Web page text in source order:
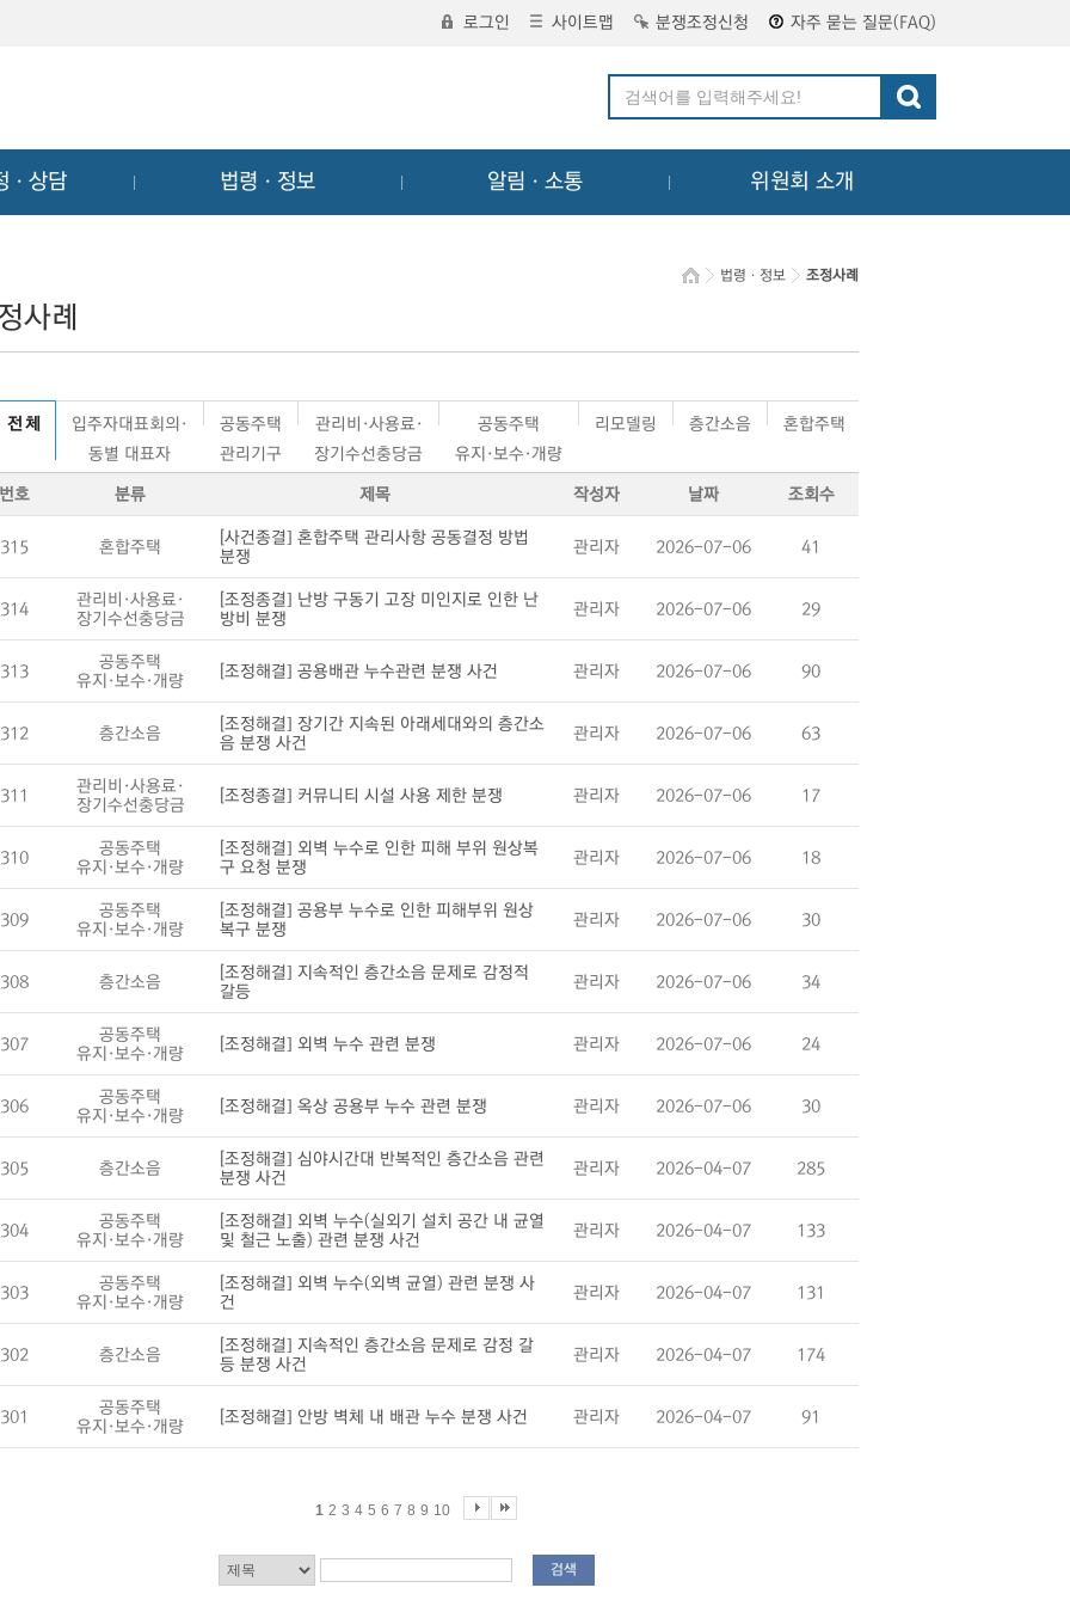
로그인 사이트맵 분쟁조정신청 자주 묻는 질문(FAQ)
ㆍ상담 법령ㆍ정보 알림ㆍ소통 위원회 소개
법령ㆍ정보 조정사례
사례
전 체
입주자대표회의·
동별 대표자
공동주택
관리기구
관리비·사용료·
장기수선충당금
공동주택
유지·보수·개량
리모델링 층간소음 혼합주택
호 분류 제목 작성자 날짜 조회수
315 혼합주택
[사건종결] 혼합주택 관리사항 공동결정 방법
분쟁
관리자 2026-07-06 41
314
관리비·사용료·
장기수선충당금
[조정종결] 난방 구동기 고장 미인지로 인한 난
방비 분쟁
관리자 2026-07-06 29
313
공동주택
유지·보수·개량
[조정해결] 공용배관 누수관련 분쟁 사건 관리자 2026-07-06 90
312 층간소음
[조정해결] 장기간 지속된 아래세대와의 층간소
음 분쟁 사건
관리자 2026-07-06 63
311
관리비·사용료·
장기수선충당금
[조정종결] 커뮤니티 시설 사용 제한 분쟁 관리자 2026-07-06 17
310
공동주택
유지·보수·개량
[조정해결] 외벽 누수로 인한 피해 부위 원상복
구 요청 분쟁
관리자 2026-07-06 18
309
공동주택
유지·보수·개량
[조정해결] 공용부 누수로 인한 피해부위 원상
복구 분쟁
관리자 2026-07-06 30
308 층간소음
[조정해결] 지속적인 층간소음 문제로 감정적
갈등
관리자 2026-07-06 34
307
공동주택
유지·보수·개량
[조정해결] 외벽 누수 관련 분쟁 관리자 2026-07-06 24
306
공동주택
유지·보수·개량
[조정해결] 옥상 공용부 누수 관련 분쟁 관리자 2026-07-06 30
305 층간소음
[조정해결] 심야시간대 반복적인 층간소음 관련
분쟁 사건
관리자 2026-04-07 285
304
공동주택
유지·보수·개량
[조정해결] 외벽 누수(실외기 설치 공간 내 균열
및 철근 노출) 관련 분쟁 사건
관리자 2026-04-07 133
303
공동주택
유지·보수·개량
[조정해결] 외벽 누수(외벽 균열) 관련 분쟁 사
건
관리자 2026-04-07 131
302 층간소음
[조정해결] 지속적인 층간소음 문제로 감정 갈
등 분쟁 사건
관리자 2026-04-07 174
301
공동주택
유지·보수·개량
[조정해결] 안방 벽체 내 배관 누수 분쟁 사건 관리자 2026-04-07 91
1 2 3 4 5 6 7 8 9 10
검색